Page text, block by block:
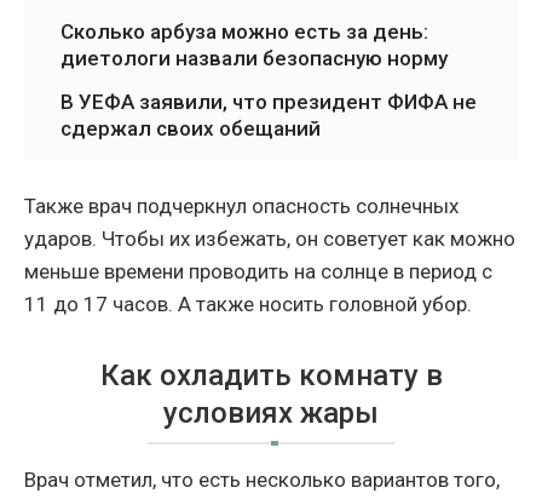
Сколько арбуза можно есть за день:
диетологи назвали безопасную норму
В УЕФА заявили, что президент ФИФА не
сдержал своих обещаний
Также врач подчеркнул опасность солнечных
ударов. Чтобы их избежать, он советует как можно
меньше времени проводить на солнце в период с
11 до 17 часов. А также носить головной убор.
Как охладить комнату в
условиях жары
Врач отметил, что есть несколько вариантов того,